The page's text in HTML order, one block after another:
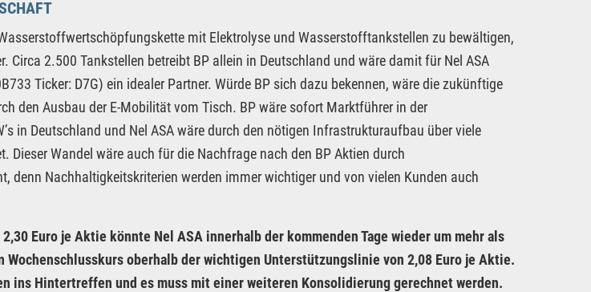
mit Elektrolyse und Wasserstofftankstellen zu bewältigen,
Circa 2.500 Tankstellen betreibt BP allein in Deutschland und wäre damit für Nel ASA
Ticker: D7G) ein idealer Partner. Würde BP sich dazu bekennen, wäre die zukünftige
den Ausbau der E-Mobilität vom Tisch. BP wäre sofort Marktführer in der
in Deutschland und Nel ASA wäre durch den nötigen Infrastrukturaufbau über viele
Dieser Wandel wäre auch für die Nachfrage nach den BP Aktien durch
denn Nachhaltigkeitskriterien werden immer wichtiger und von vielen Kunden auch
Euro je Aktie könnte Nel ASA innerhalb der kommenden Tage wieder um mehr als
Wochenschlusskurs oberhalb der wichtigen Unterstützungslinie von 2,08 Euro je Aktie.
ins Hintertreffen und es muss mit einer weiteren Konsolidierung gerechnet werden.